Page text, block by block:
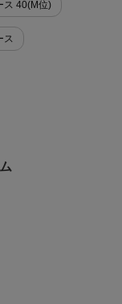
ス 40(M位)
ス